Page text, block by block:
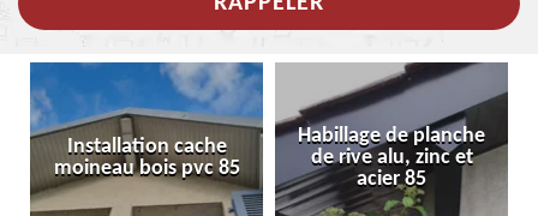
Habillage de planche
de rive alu, zinc et
acier 85
Nettoyage de façade
85